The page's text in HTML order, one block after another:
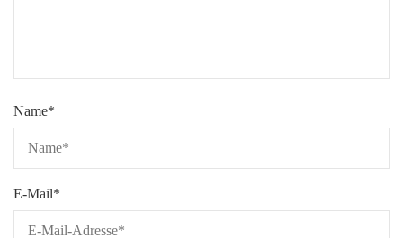
Name*
E-Mail*